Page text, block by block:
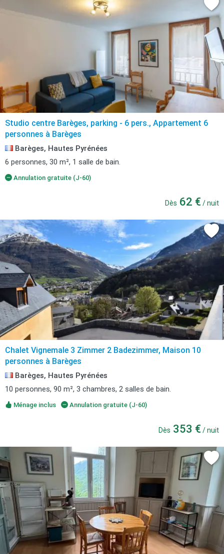
Studio centre Barèges, parking - 6 pers., Appartement 6
personnes à Barèges
Barèges, Hautes Pyrénées
6 personnes, 30 m², 1 salle de bain.
Annulation gratuite (J-60)
Dès 62 € / nuit
Chalet Vignemale 3 Zimmer 2 Badezimmer, Maison 10
personnes à Barèges
Barèges, Hautes Pyrénées
10 personnes, 90 m², 3 chambres, 2 salles de bain.
Ménage inclus Annulation gratuite (J-60)
Dès 353 € / nuit